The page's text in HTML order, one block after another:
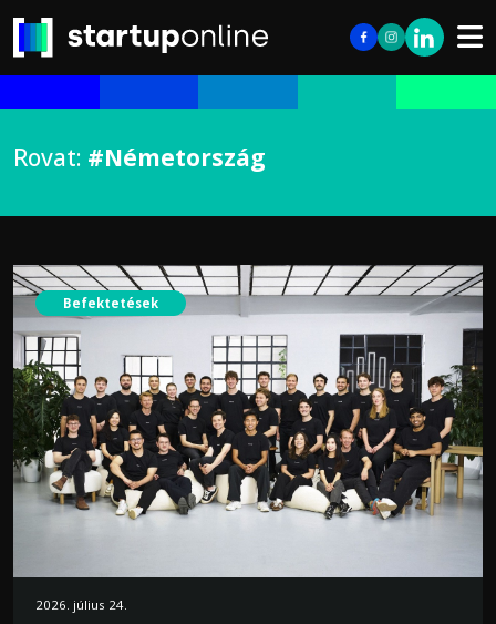
Rovat: #Németország
Befektetések
2026. július 24.